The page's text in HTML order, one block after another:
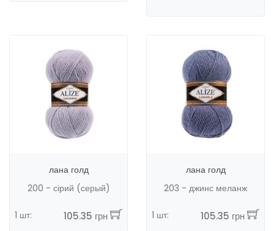
лана голд
200 - сірий (серый)
1 шт:
105.35 грн
лана голд
203 - джинс меланж
1 шт:
105.35 грн